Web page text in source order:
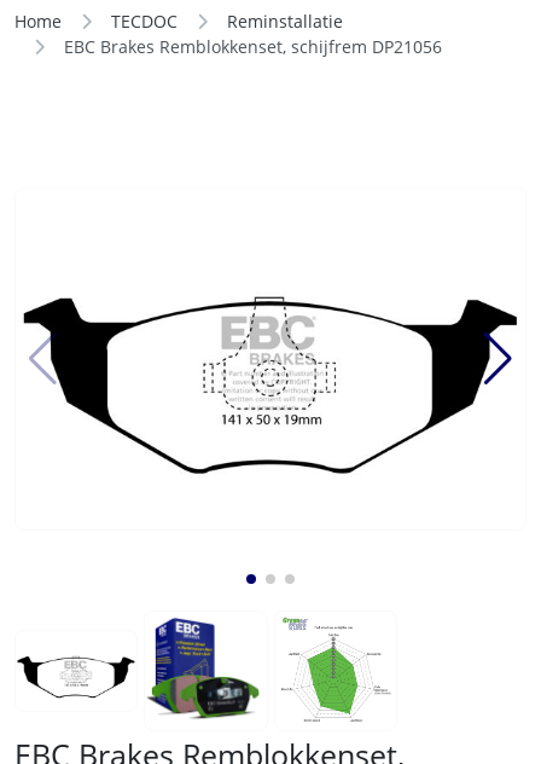
Home TECDOC
Reminstallatie
EBC Brakes Remblokkenset, schijfrem DP21056
EBC Brakes Remblokkenset,